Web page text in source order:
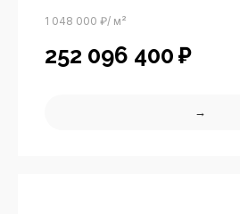
1 048 000 ₽/ м²
252 096 400 ₽
→